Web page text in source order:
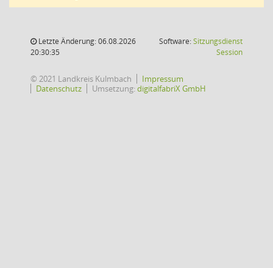
Letzte Änderung: 06.08.2026
20:30:35
Software:Sitzungsdienst
Session(Wird in
© 2021 Landkreis Kulmbach
Impressum
Datenschutz
Umsetzung:digitalfabriX GmbH